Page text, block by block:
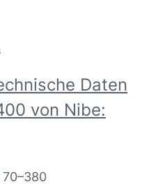
Daten
von Nibe: